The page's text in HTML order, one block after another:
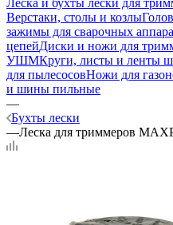
Верстаки, столы и козлы
зажимы для сварочных
цепейДиски и ножи для
УШМКруги, листы и ленты
для пылесосовНожи для
и шины пильные
—
Бухты лески
—Леска для триммеров